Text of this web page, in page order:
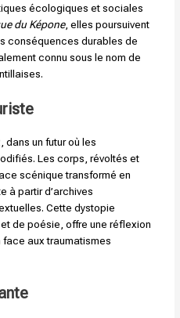
écologiques et sociales
du Képone, elles poursuivent
conséquences durables de
connu sous le nom de
un futur où les
Les corps, révoltés et
scénique transformé en
à partir d’archives
Cette dystopie
de poésie, offre une réflexion
aux traumatismes